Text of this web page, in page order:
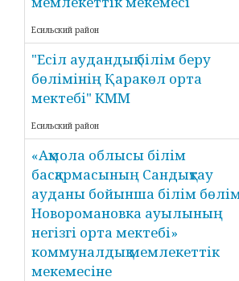
Есильский район
"Есіл аудандық білім беру
бөлімінің Қаракөл орта
мектебі" КММ
Есильский район
«Ақмола облысы білім
басқармасының Сандықтау
ауданы бойынша білім
Новоромановка ауылының
негізгі орта мектебі»
коммуналдық мемлекеттік
мекемесіне